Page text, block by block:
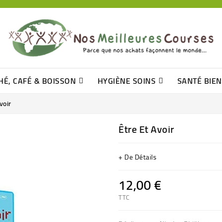
CAFÉ & BOISSON HYGIÈNE SOINS SANTÉ
Être Et Avoir
+ De Détails
12,00 €
TTC